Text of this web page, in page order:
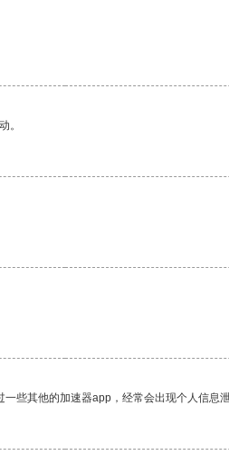
。
些其他的加速器app，经常会出现个人信息